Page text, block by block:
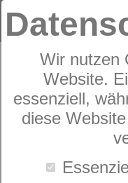
Wir nutzen
Website.
essenziell,
diese